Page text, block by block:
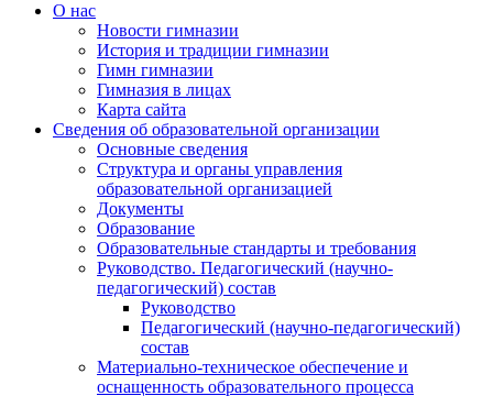
О нас
Новости гимназии
История и традиции гимназии
Гимн гимназии
Гимназия в лицах
Карта сайта
Сведения об образовательной организации
Основные сведения
Структура и органы управления
образовательной организацией
Документы
Образование
Образовательные стандарты и требования
Руководство. Педагогический (научно-
педагогический) состав
Руководство
Педагогический (научно-педагогический)
состав
Материально-техническое обеспечение и
оснащенность образовательного процесса